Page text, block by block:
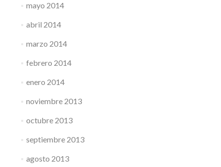
mayo 2014
abril 2014
marzo 2014
febrero 2014
enero 2014
noviembre 2013
octubre 2013
septiembre 2013
agosto 2013